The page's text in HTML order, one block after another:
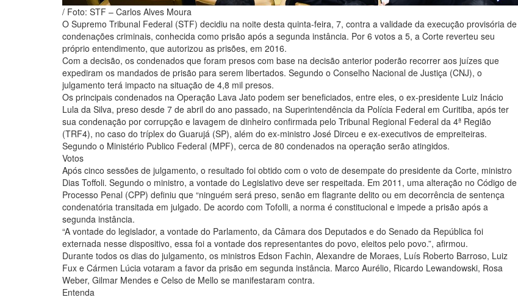
/ Foto: STF – Carlos Alves Moura
O Supremo Tribunal Federal (STF) decidiu na noite desta quinta-feira, 7, contra a validade da execução provisória de
condenações criminais, conhecida como prisão após a segunda instância. Por 6 votos a 5, a Corte reverteu seu
próprio entendimento, que autorizou as prisões, em 2016.
Com a decisão, os condenados que foram presos com base na decisão anterior poderão recorrer aos juízes que
expediram os mandados de prisão para serem libertados. Segundo o Conselho Nacional de Justiça (CNJ), o
julgamento terá impacto na situação de 4,8 mil presos.
Os principais condenados na Operação Lava Jato podem ser beneficiados, entre eles, o ex-presidente Luiz Inácio
Lula da Silva, preso desde 7 de abril do ano passado, na Superintendência da Polícia Federal em Curitiba, após ter
sua condenação por corrupção e lavagem de dinheiro confirmada pelo Tribunal Regional Federal da 4ª Região
(TRF4), no caso do tríplex do Guarujá (SP), além do ex-ministro José Dirceu e ex-executivos de empreiteiras.
Segundo o Ministério Publico Federal (MPF), cerca de 80 condenados na operação serão atingidos.
Votos
Após cinco sessões de julgamento, o resultado foi obtido com o voto de desempate do presidente da Corte, ministro
Dias Toffoli. Segundo o ministro, a vontade do Legislativo deve ser respeitada. Em 2011, uma alteração no Código de
Processo Penal (CPP) definiu que “ninguém será preso, senão em flagrante delito ou em decorrência de sentença
condenatória transitada em julgado. De acordo com Tofolli, a norma é constitucional e impede a prisão após a
segunda instância.
“A vontade do legislador, a vontade do Parlamento, da Câmara dos Deputados e do Senado da República foi
externada nesse dispositivo, essa foi a vontade dos representantes do povo, eleitos pelo povo.”, afirmou.
Durante todos os dias do julgamento, os ministros Edson Fachin, Alexandre de Moraes, Luís Roberto Barroso, Luiz
Fux e Cármen Lúcia votaram a favor da prisão em segunda instância. Marco Aurélio, Ricardo Lewandowski, Rosa
Weber, Gilmar Mendes e Celso de Mello se manifestaram contra.
Entenda